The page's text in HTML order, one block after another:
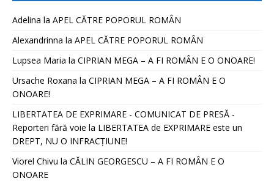
Adelina la APEL CĂTRE POPORUL ROMÂN
Alexandrinna la APEL CĂTRE POPORUL ROMÂN
Lupsea Maria la CIPRIAN MEGA – A FI ROMÂN E O ONOARE!
Ursache Roxana la CIPRIAN MEGA – A FI ROMÂN E O
ONOARE!
LIBERTATEA DE EXPRIMARE - COMUNICAT DE PRESĂ -
Reporteri fără voie la LIBERTATEA de EXPRIMARE este un
DREPT, NU O INFRACȚIUNE!
Viorel Chivu la CĂLIN GEORGESCU – A FI ROMÂN E O
ONOARE